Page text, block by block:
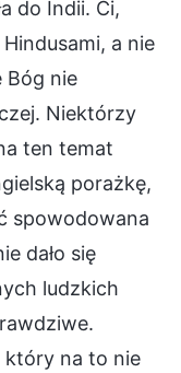
do Indii. Ci,
a nie
Bóg nie
Niektórzy
ten temat
porażkę,
spowodowana
dało się
ludzkich
który na to nie